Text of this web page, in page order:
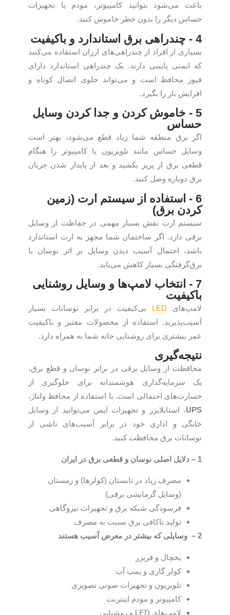
باعث می‌شود بتوانید کامپیوتر، مودم یا تجهیزات
حساس دیگر را بدون خطر خاموش کنید.
4 - چندراهی برق استاندارد و باکیفیت
بسیاری از افراد از چندراهی‌های ارزان استفاده می‌کنند
که ایمنی پایینی دارند. یک چندراهی استاندارد دارای
فیوز محافظ است و می‌تواند جلوی اتصال کوتاه و
افزایش بار را بگیرد.
5 - خاموش کردن و جدا کردن وسایل
حساس
اگر برق منطقه شما زیاد قطع می‌شود، بهتر است
وسایل حساس مانند تلویزیون یا کامپیوتر را هنگام
قطعی برق از پریز بکشید و بعد از پایدار شدن جریان
برق دوباره وصل کنید.
6 - استفاده از سیستم ارت (زمین
کردن برق)
سیستم ارت نقش بسیار مهمی در حفاظت از وسایل
برقی دارد. اگر ساختمان شما مجهز به ارت استاندارد
باشد، احتمال آسیب دیدن وسایل بر اثر نوسان یا
برق‌گرفتگی بسیار کاهش می‌یابد.
7 - انتخاب لامپ‌ها و وسایل روشنایی
باکیفیت
لامپ‌های LED بی‌کیفیت در برابر نوسانات بسیار
آسیب‌پذیرند. استفاده از محصولات معتبر و باکیفیت
عمر بیشتری برای روشنایی خانه شما به همراه دارد.
نتیجه‌گیری
محافظت از وسایل برقی در برابر نوسان و قطع برق،
یک سرمایه‌گذاری هوشمندانه برای جلوگیری از
خسارت‌های احتمالی است. با استفاده از محافظ ولتاژ،
UPS، استابلایزر و تجهیزات ایمن می‌توانید از وسایل
خانگی و اداری خود در برابر آسیب‌های ناشی از
نوسانات برق محافظت کنید.
1 – دلایل اصلی نوسان و قطعی برق در ایران
مصرف زیاد در تابستان (کولرها) و زمستان
(وسایل گرمایشی برقی)
فرسودگی شبکه برق و تجهیزات نیروگاهی
تولید ناکافی برق نسبت به مصرف
2 – وسایلی که بیشتر در معرض آسیب هستند
یخچال و فریزر
کولر گازی و پمپ آب
تلویزیون و تجهیزات صوتی تصویری
کامپیوتر و مودم اینترنت
لامپ‌های LED و روشنایی